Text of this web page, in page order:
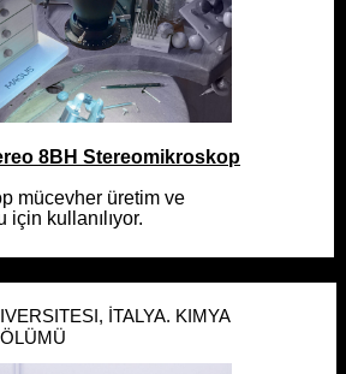
8BH Stereomikroskop
mücevher üretim ve
için kullanılıyor.
8BH Stereomikroskop
mücevher üretim ve
için kullanılıyor.
İTALYA. KIMYA
İTALYA. KIMYA